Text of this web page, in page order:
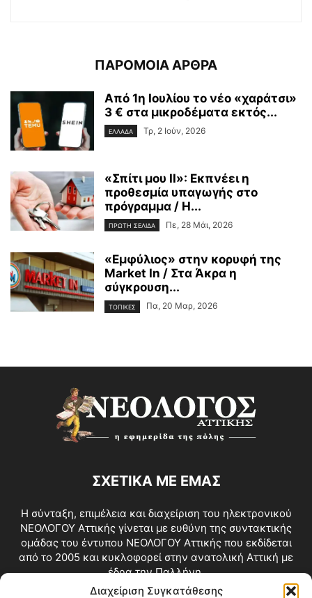
Διαχείριση Συγκατάθεσης
ΠΑΡΟΜΟΙΑ ΑΡΘΡΑ
Από 1η Ιουλίου το νέο «χαράτσι»
3 € στα μικροδέματα εκτός...
ΕΛΛΑΔΑ Τρ, 2 Ιούν, 2026
«Σπίτι μου ΙΙ»: Εκπνέει η
προθεσμία υπαγωγής στο
πρόγραμμα / Η...
ΠΡΩΤΗ ΣΕΛΙΔΑ Πε, 28 Μάι, 2026
«Εμφύλιος» στην κορυφή της
Market In / Στα Άκρα η
σύγκρουση...
ΤΟΠΙΚΕΣ Πα, 20 Μαρ, 2026
ΣΧΕΤΙΚΑ ΜΕ ΕΜΑΣ
Η σύνταξη, επιμέλεια και διαχείριση του ηλεκτρονικού
ΝΕΟΛΟΓΟΥ Αττικής γίνεται με ευθύνη της συντακτικής
ομάδας του έντυπου ΝΕΟΛΟΓΟΥ Αττικής που εκδίδεται
από το 2005 και κυκλοφορεί στην ανατολική Αττική με
έδρα την Παλλήνη.